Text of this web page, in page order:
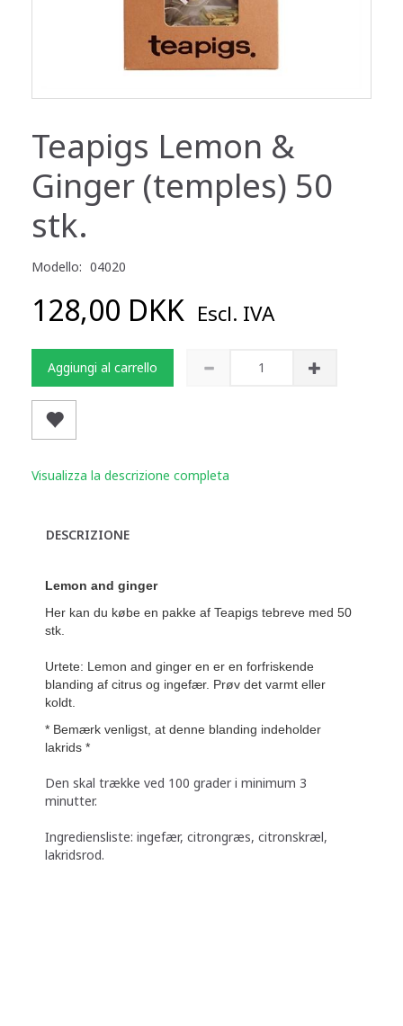
Teapigs Lemon &
Ginger (temples) 50
stk.
Modello: 04020
128,00 DKK Escl. IVA
Aggiungi al carrello
Visualizza la descrizione completa
DESCRIZIONE
Lemon and ginger
Her kan du købe en pakke af Teapigs tebreve med 50
stk.
Urtete: Lemon and ginger en er en forfriskende
blanding af citrus og ingefær. Prøv det varmt eller
koldt.
* Bemærk venligst, at denne blanding indeholder
lakrids *
Den skal trække ved 100 grader i minimum 3
minutter.
Ingrediensliste: ingefær, citrongræs, citronskræl,
lakridsrod.